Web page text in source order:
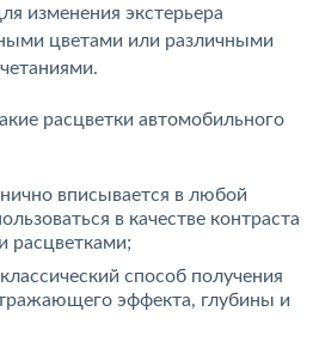
изменения экстерьера
цветами или различными
расцветки автомобильного
вписывается в любой
в качестве контраста
расцветками;
способ получения
эффекта, глубины и